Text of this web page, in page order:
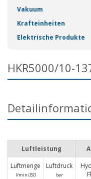
Vakuum
Krafteinheiten
Elektrische Produkte
HKR5000/10-
Luftleistung
Luftmenge
l/min (ISO
Luftdruck
bar